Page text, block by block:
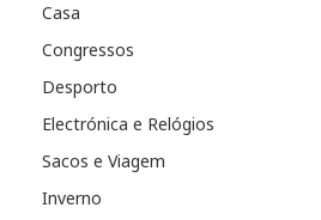
Casa
Congressos
Desporto
Electrónica e Relógios
Sacos e Viagem
Inverno